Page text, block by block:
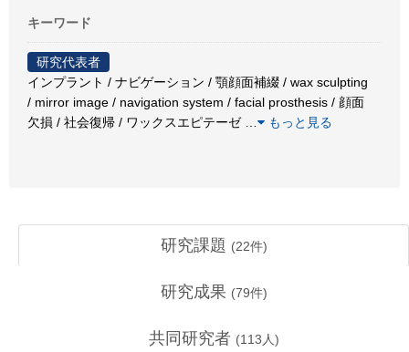
キーワード
研究代表者
インプラント / ナビゲーション / 顎顔面補綴 / wax sculpting
/ mirror image / navigation system / facial prosthesis / 顔面
欠損 / 社会復帰 / ワックスエピテーゼ
もっと見る
研究課題 (22件)
研究成果 (79件)
共同研究者 (113 人)